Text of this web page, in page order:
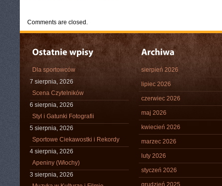
Comments are closed.
Dla sportowców
7 sierpnia, 2026
Scena Czytelników
6 sierpnia, 2026
Styl i Gatunki Fotografii
5 sierpnia, 2026
Sportowe Ciekawostki i Rekordy
4 sierpnia, 2026
Apeniny (Włochy)
3 sierpnia, 2026
sierpień 2026
lipiec 2026
czerwiec 2026
maj 2026
kwiecień 2026
marzec 2026
luty 2026
styczeń 2026
grudzień 2025